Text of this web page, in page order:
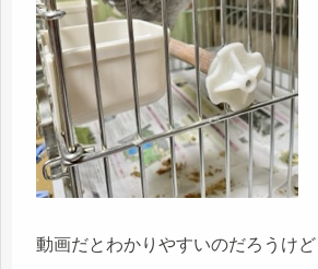
動画だとわかりやすいのだろうけど